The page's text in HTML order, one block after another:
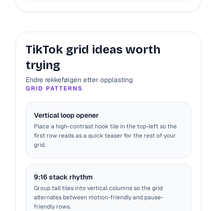
TikTok grid ideas worth
trying
Endre rekkefølgen etter opplasting
GRID PATTERNS
Vertical loop opener
Place a high-contrast hook tile in the top-left so the
first row reads as a quick teaser for the rest of your
grid.
9:16 stack rhythm
Group tall tiles into vertical columns so the grid
alternates between motion-friendly and pause-
friendly rows.